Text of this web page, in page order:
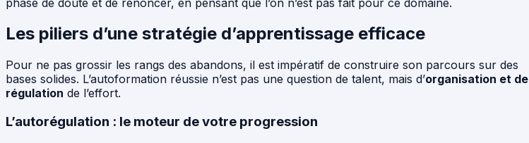
Les piliers d’une stratégie d’apprentissage efficace
Pour ne pas grossir les rangs des abandons, il est impératif de construire son parcours sur des
bases solides. L’autoformation réussie n’est pas une question de talent, mais d’organisation et de
régulation de l’effort.
L’autorégulation : le moteur de votre progression